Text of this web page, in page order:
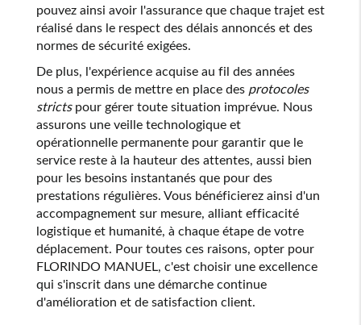
pouvez ainsi avoir l'assurance que chaque trajet est
réalisé dans le respect des délais annoncés et des
normes de sécurité exigées.
De plus, l'expérience acquise au fil des années
nous a permis de mettre en place des protocoles
strictspour gérer toute situation imprévue. Nous
assurons une veille technologique et
opérationnelle permanente pour garantir que le
service reste à la hauteur des attentes, aussi bien
pour les besoins instantanés que pour des
prestations régulières. Vous bénéficierez ainsi d'un
accompagnement sur mesure, alliant efficacité
logistique et humanité, à chaque étape de votre
déplacement. Pour toutes ces raisons, opter pour
FLORINDO MANUEL, c'est choisir une excellence
qui s'inscrit dans une démarche continue
d'amélioration et de satisfaction client.